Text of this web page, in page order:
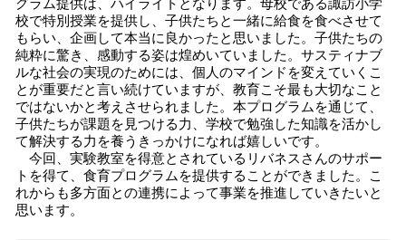
グラム提供は、ハイライトとなります。母校である諏訪小学
校で特別授業を提供し、子供たちと一緒に給食を食べさせて
もらい、企画して本当に良かったと思いました。子供たちの
純粋に驚き、感動する姿は煌めいていました。サスティナブ
ルな社会の実現のためには、個人のマインドを変えていくこ
とが重要だと言い続けていますが、教育こそ最も大切なこと
ではないかと考えさせられました。本プログラムを通じて、
子供たちが課題を見つける力、学校で勉強した知識を活かし
て解決する力を養うきっかけになれば嬉しいです。
今回、実験教室を得意とされているリバネスさんのサポー
トを得て、食育プログラムを提供することができました。こ
れからも多方面との連携によって事業を推進していきたいと
思います。